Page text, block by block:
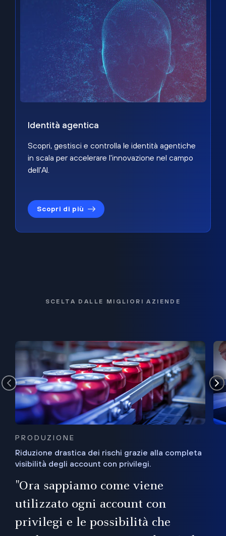
Identità agentica
Scopri, gestisci e controlla le identità agentiche
in scala per accelerare l'innovazione nel campo
dell'AI.
Scopri di più
SCELTA DALLE MIGLIORI AZIENDE
PRODUZIONE
Riduzione drastica dei rischi grazie alla completa
visibilità degli account con privilegi.
"Ora sappiamo come viene
utilizzato ogni account con
privilegi e le possibilità che